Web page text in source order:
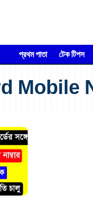
প্রথম পাতা টেক টিপস
Mobile